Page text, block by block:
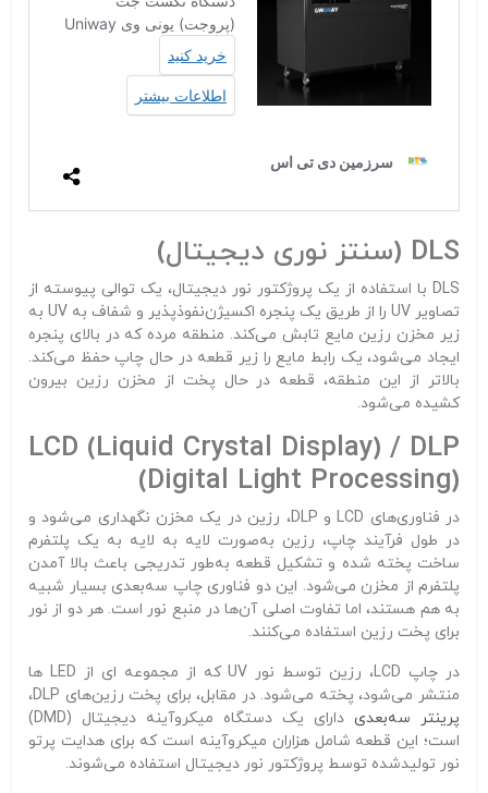
DLS (سنتز نوری دیجیتال)
DLS با استفاده از یک پروژکتور نور دیجیتال، یک توالی پیوسته از
تصاویر UV را از طریق یک پنجره اکسیژن‌نفوذپذیر و شفاف به UV به
زیر مخزن رزین مایع تابش می‌کند. منطقه مرده که در بالای پنجره
ایجاد می‌شود، یک رابط مایع را زیر قطعه در حال چاپ حفظ می‌کند.
بالاتر از این منطقه، قطعه در حال پخت از مخزن رزین بیرون
کشیده می‌شود.
LCD (Liquid Crystal Display) / DLP
(Digital Light Processing)
در فناوری‌های LCD و DLP، رزین در یک مخزن نگهداری می‌شود و
در طول فرآیند چاپ، رزین به‌صورت لایه به لایه به یک پلتفرم
ساخت پخته شده و تشکیل قطعه به‌طور تدریجی باعث بالا آمدن
پلتفرم از مخزن می‌شود. این دو فناوری چاپ سه‌بعدی بسیار شبیه
به هم هستند، اما تفاوت اصلی آن‌ها در منبع نور است. هر دو از نور
برای پخت رزین استفاده می‌کنند.
در چاپ LCD، رزین توسط نور UV که از مجموعه ای از LED ها
منتشر می‌شود، پخته می‌شود. در مقابل، برای پخت رزین‌های DLP،
پرینتر سه‌بعدی
دارای یک دستگاه میکروآینه دیجیتال (DMD)
است؛ این قطعه شامل هزاران میکروآینه است که برای هدایت پرتو
نور تولیدشده توسط پروژکتور نور دیجیتال استفاده می‌شوند.